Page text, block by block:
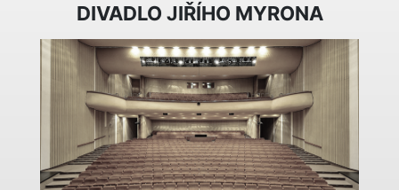
DIVADLO JIŘÍHO MYRONA